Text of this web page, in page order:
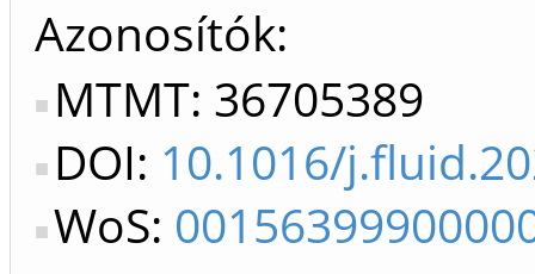
Azonosítók
MTMT: 36705389
DOI: 10.1016/
WoS: